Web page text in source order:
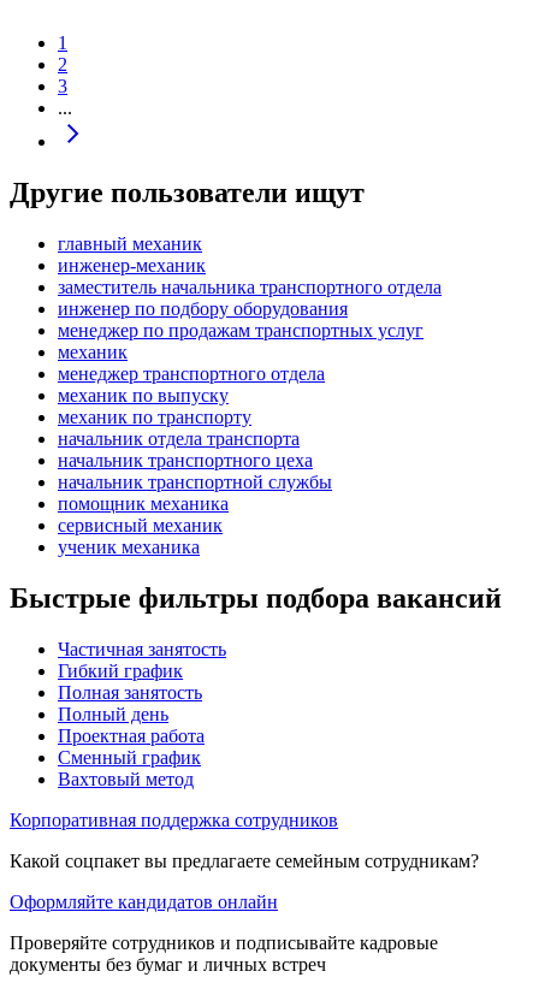
1
2
3
...
Другие пользователи ищут
главный механик
инженер-механик
заместитель начальника транспортного отдела
инженер по подбору оборудования
менеджер по продажам транспортных услуг
механик
менеджер транспортного отдела
механик по выпуску
механик по транспорту
начальник отдела транспорта
начальник транспортного цеха
начальник транспортной службы
помощник механика
сервисный механик
ученик механика
Быстрые фильтры подбора вакансий
Частичная занятость
Гибкий график
Полная занятость
Полный день
Проектная работа
Сменный график
Вахтовый метод
Корпоративная поддержка сотрудников
Какой соцпакет вы предлагаете семейным сотрудникам?
Оформляйте кандидатов онлайн
Проверяйте сотрудников и подписывайте кадровые
документы без бумаг и личных встреч